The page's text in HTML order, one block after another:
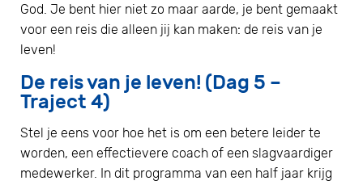
God. Je bent hier niet zo maar aarde, je bent gemaakt
voor een reis die alleen jij kan maken: de reis van je
leven!
De reis van je leven! (Dag 5 –
Traject 4)
Stel je eens voor hoe het is om een betere leider te
worden, een effectievere coach of een slagvaardiger
medewerker. In dit programma van een half jaar krijg